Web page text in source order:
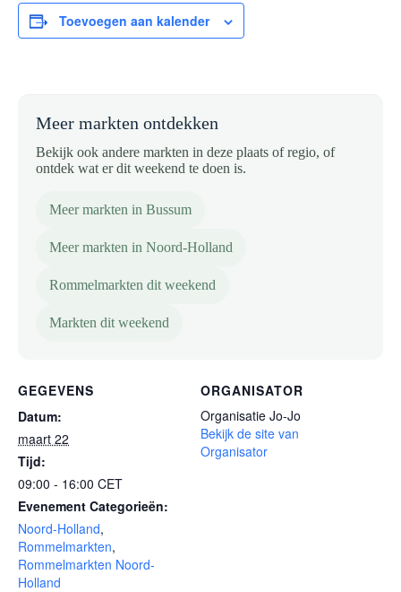
Toevoegen aan kalender
Meer markten ontdekken
Bekijk ook andere markten in deze plaats of regio, of
ontdek wat er dit weekend te doen is.
Meer markten in Bussum
Meer markten in Noord-Holland
Rommelmarkten dit weekend
Markten dit weekend
GEGEVENS
Datum:
maart 22
Tijd:
09:00 - 16:00 CET
Evenement Categorieën:
Noord-Holland,
Rommelmarkten,
Rommelmarkten Noord-
Holland
ORGANISATOR
Organisatie Jo-Jo
Bekijk de site van
Organisator